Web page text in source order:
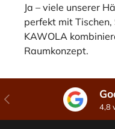
Ja – viele unserer
perfekt mit
KAWOLA
Raumkonzept.
Vorherige
4,8